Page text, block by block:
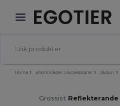
× Egotier-app
Bättre priser i appen!
Home Blank kläder | Accessoarer Jackor
Grossist